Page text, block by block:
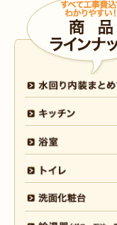
2026年4月6日
2026年4月6日
2026年3月25日
2026年3月12日
2026年3月12日
2026年3月5日
2026年3月2日
2026年2月23日
2026年2月6日
2026年2月5日